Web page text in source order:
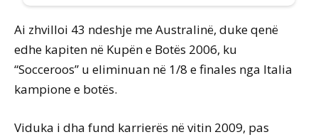
Ai zhvilloi 43 ndeshje me Australinë, duke qenë
edhe kapiten në Kupën e Botës 2006, ku
“Socceroos” u eliminuan në 1/8 e finales nga Italia
kampione e botës.
Viduka i dha fund karrierës në vitin 2009, pas